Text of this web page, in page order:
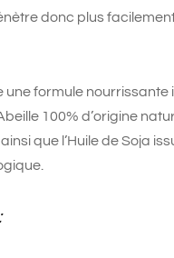
donc plus
une formule nourrissante
100% d’origine
que l’Huile de Soja